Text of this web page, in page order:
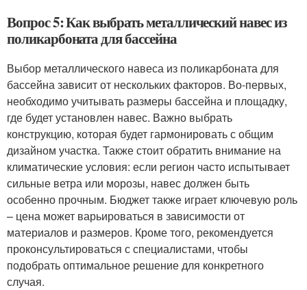
Вопрос 5: Как выбрать металлический навес из
поликарбоната для бассейна
Выбор металлического навеса из поликарбоната для
бассейна зависит от нескольких факторов. Во-первых,
необходимо учитывать размеры бассейна и площадку,
где будет установлен навес. Важно выбрать
конструкцию, которая будет гармонировать с общим
дизайном участка. Также стоит обратить внимание на
климатические условия: если регион часто испытывает
сильные ветра или морозы, навес должен быть
особенно прочным. Бюджет также играет ключевую роль
– цена может варьироваться в зависимости от
материалов и размеров. Кроме того, рекомендуется
проконсультироваться с специалистами, чтобы
подобрать оптимальное решение для конкретного
случая.